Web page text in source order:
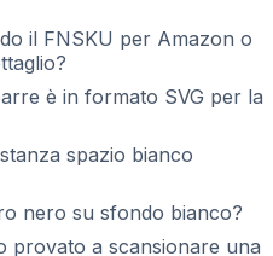
il FNSKU per Amazon o
è in formato SVG per la
spazio bianco
nero su sfondo bianco?
provato a scansionare una